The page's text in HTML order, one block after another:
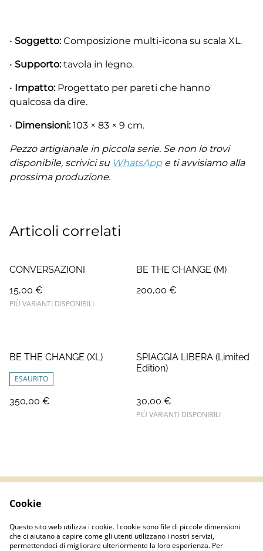
• Soggetto:Composizione multi-icona su scala XL.
• Supporto:tavola in legno.
• Impatto:Progettato per pareti che hanno
qualcosa da dire.
• Dimensioni:103 × 83 × 9 cm.
Pezzo artigianale in piccola serie. Se non lo trovi
disponibile, scrivici su WhatsAppe ti avvisiamo alla
prossima produzione.
Articoli correlati
CONVERSAZIONI
15,00 €
PIÙ VARIANTI DISPONIBILI
BE THE CHANGE (M)
200,00 €
BE THE CHANGE (XL)
ESAURITO
350,00 €
SPIAGGIA LIBERA (Limited
Edition)
30,00 €
PIÙ VARIANTI DISPONIBILI
Termini e Condizioni
privacy
Politica sui Cookie
Contatti
Cookie
Questo sito web utilizza i cookie. I cookie sono file di piccole dimensioni
che ci aiutano a capire come gli utenti utilizzano i nostri servizi,
permettendoci di migliorare ulteriormente la loro esperienza. Per